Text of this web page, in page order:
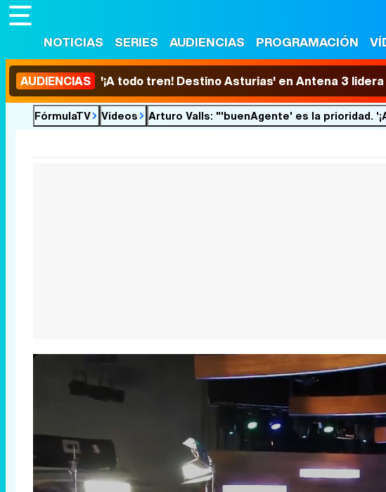
NOTICIAS SERIES AUDIENCIAS PROGRAMACIÓN
AUDIENCIAS '¡A todo tren! Destino Asturias' en Antena 3
FórmulaTV Vídeos Arturo Valls: "'buenAgente' es la prioridad.